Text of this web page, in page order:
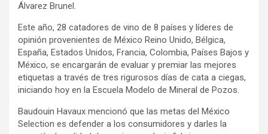
Álvarez Brunel.
Este año, 28 catadores de vino de 8 países y líderes de
opinión provenientes de México Reino Unido, Bélgica,
España, Estados Unidos, Francia, Colombia, Países Bajos y
México, se encargarán de evaluar y premiar las mejores
etiquetas a través de tres rigurosos días de cata a ciegas,
iniciando hoy en la Escuela Modelo de Mineral de Pozos.
Baudouin Havaux mencionó que las metas del México
Selection es defender a los consumidores y darles la